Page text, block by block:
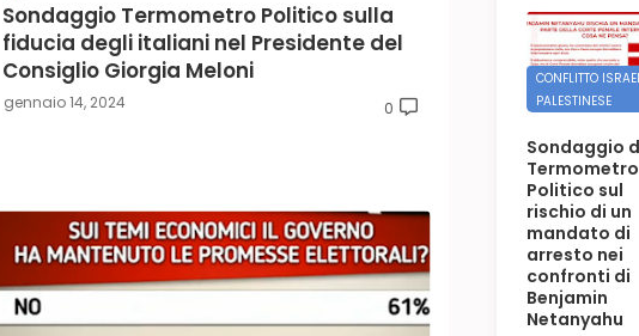
Sondaggio Termometro Politico sulla
fiducia degli italiani nel Presidente del
Consiglio Giorgia Meloni
gennaio 14, 2024 0
CONFLITTO
PALESTINESE
Sondaggio
Termometro
Politico sul
rischio di un
mandato di
arresto nei
confronti di
Benjamin
Netanyahu